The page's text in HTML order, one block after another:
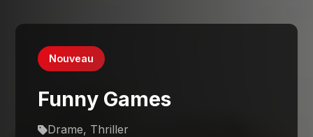
Nouveau
Funny Games
Drame, Thriller